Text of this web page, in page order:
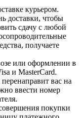
курьером.
доставки, чтобы
сдачу с любой
получаете
или оформлении в
и MasterCard.
вас на
ввести номер
покупки